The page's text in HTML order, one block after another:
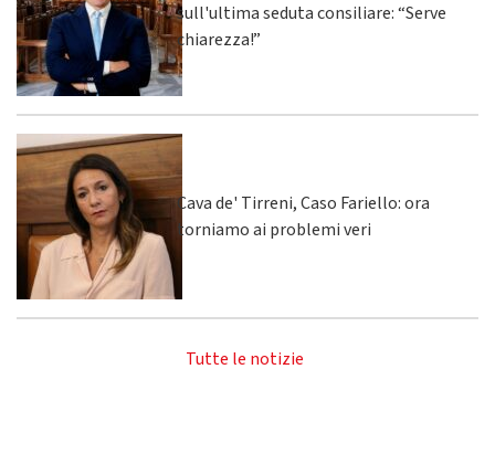
sull'ultima seduta consiliare: “Serve
chiarezza!”
Cava de' Tirreni, Caso Fariello: ora
torniamo ai problemi veri
Tutte le notizie